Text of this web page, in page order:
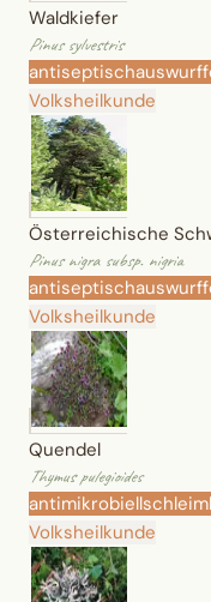
Waldkiefer
Pinus sylvestris
antiseptisch
Volksheilkunde
Österreichische
Pinus nigra subsp. nigria
antiseptisch
Volksheilkunde
Quendel
Thymus pulegioides
antimikrobiell
Volksheilkunde